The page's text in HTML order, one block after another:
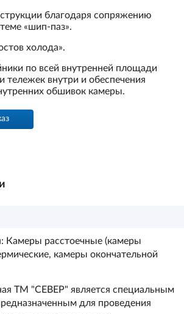
благодаря сопряжению
«шип-паз».
холода».
по всей внутренней площади
тележек внутри и обеспечения
обшивок камеры.
заказ
Камеры расстоечные (камеры
камеры окончательной
ТМ "СЕВЕР" является специальным
для проведения